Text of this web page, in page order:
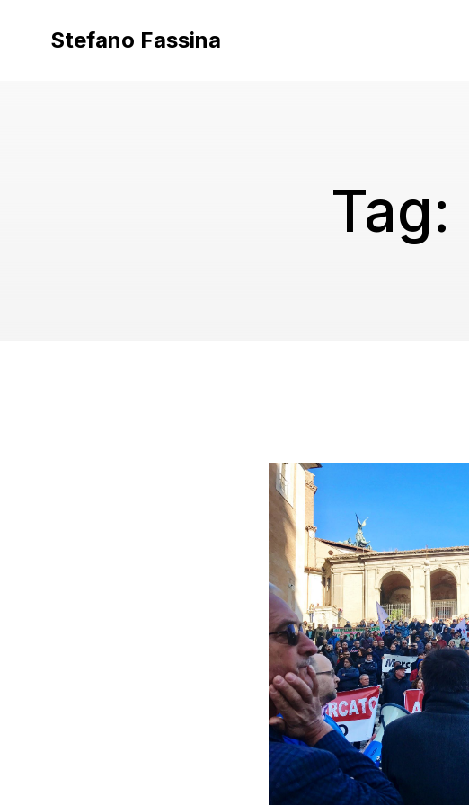
contenutoStefano Fassina
Tag: